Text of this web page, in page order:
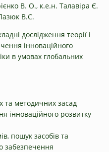
В. О., к.е.н. Талавіра Є.
В.С.
дослідження теорії і
інноваційного
в умовах глобальних
та методичних засад
інноваційного розвитку
пошук засобів та
забезпечення